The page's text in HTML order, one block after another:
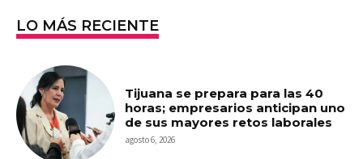
LO MÁS RECIENTE
Tijuana se prepara para las 40
horas; empresarios anticipan uno
de sus mayores retos laborales
agosto 6, 2026